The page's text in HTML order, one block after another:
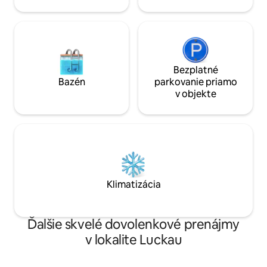
Bazén
Bezplatné
parkovanie priamo
v objekte
Klimatizácia
Ďalšie skvelé dovolenkové prenájmy
v lokalite Luckau